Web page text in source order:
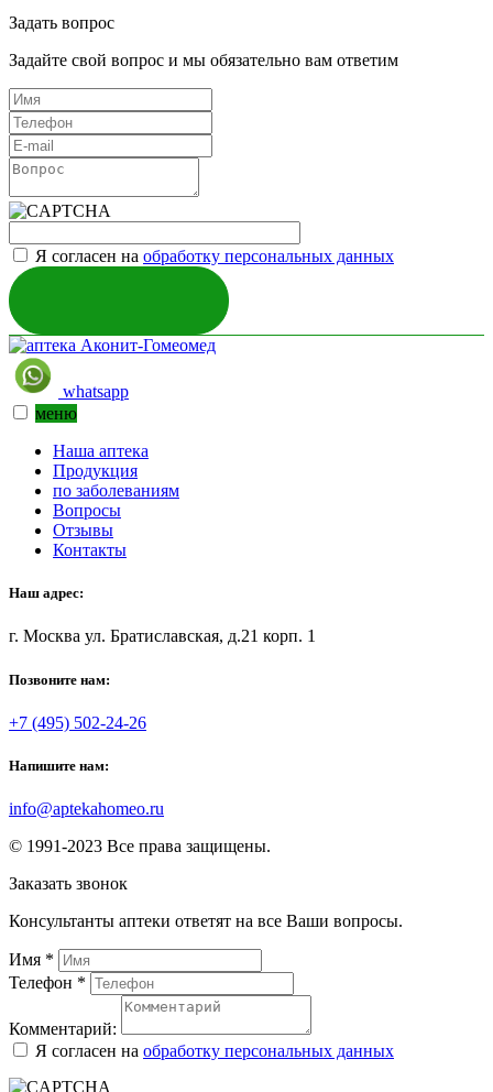
Задать вопрос
Задайте свой вопрос и мы обязательно вам ответим
Я согласен на обработку персональных данных
whatsapp
меню
Наша аптека
Продукция
по заболеваниям
Вопросы
Отзывы
Контакты
Наш адрес:
г. Москва ул. Братиславская, д.21 корп. 1
Позвоните нам:
+7 (495) 502-24-26
Напишите нам:
info@aptekahomeo.ru
© 1991-2023 Все права защищены.
Заказать звонок
Консультанты аптеки ответят на все Ваши вопросы.
Имя *
Телефон *
Комментарий:
Я согласен на обработку персональных данных